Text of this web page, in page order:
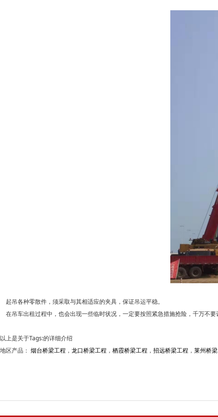
起吊各种零散件，须采取与其相适应的夹具，保证吊运平稳。
在吊车出租过程中，也会出现一些临时状况，一定要按照紧急措施抢险，千万不
以上是关于Tags:的详细介绍
地区产品： 烟台桥梁工程 ， 龙口桥梁工程 ， 栖霞桥梁工程 ， 招远桥梁工程 ， 莱州桥